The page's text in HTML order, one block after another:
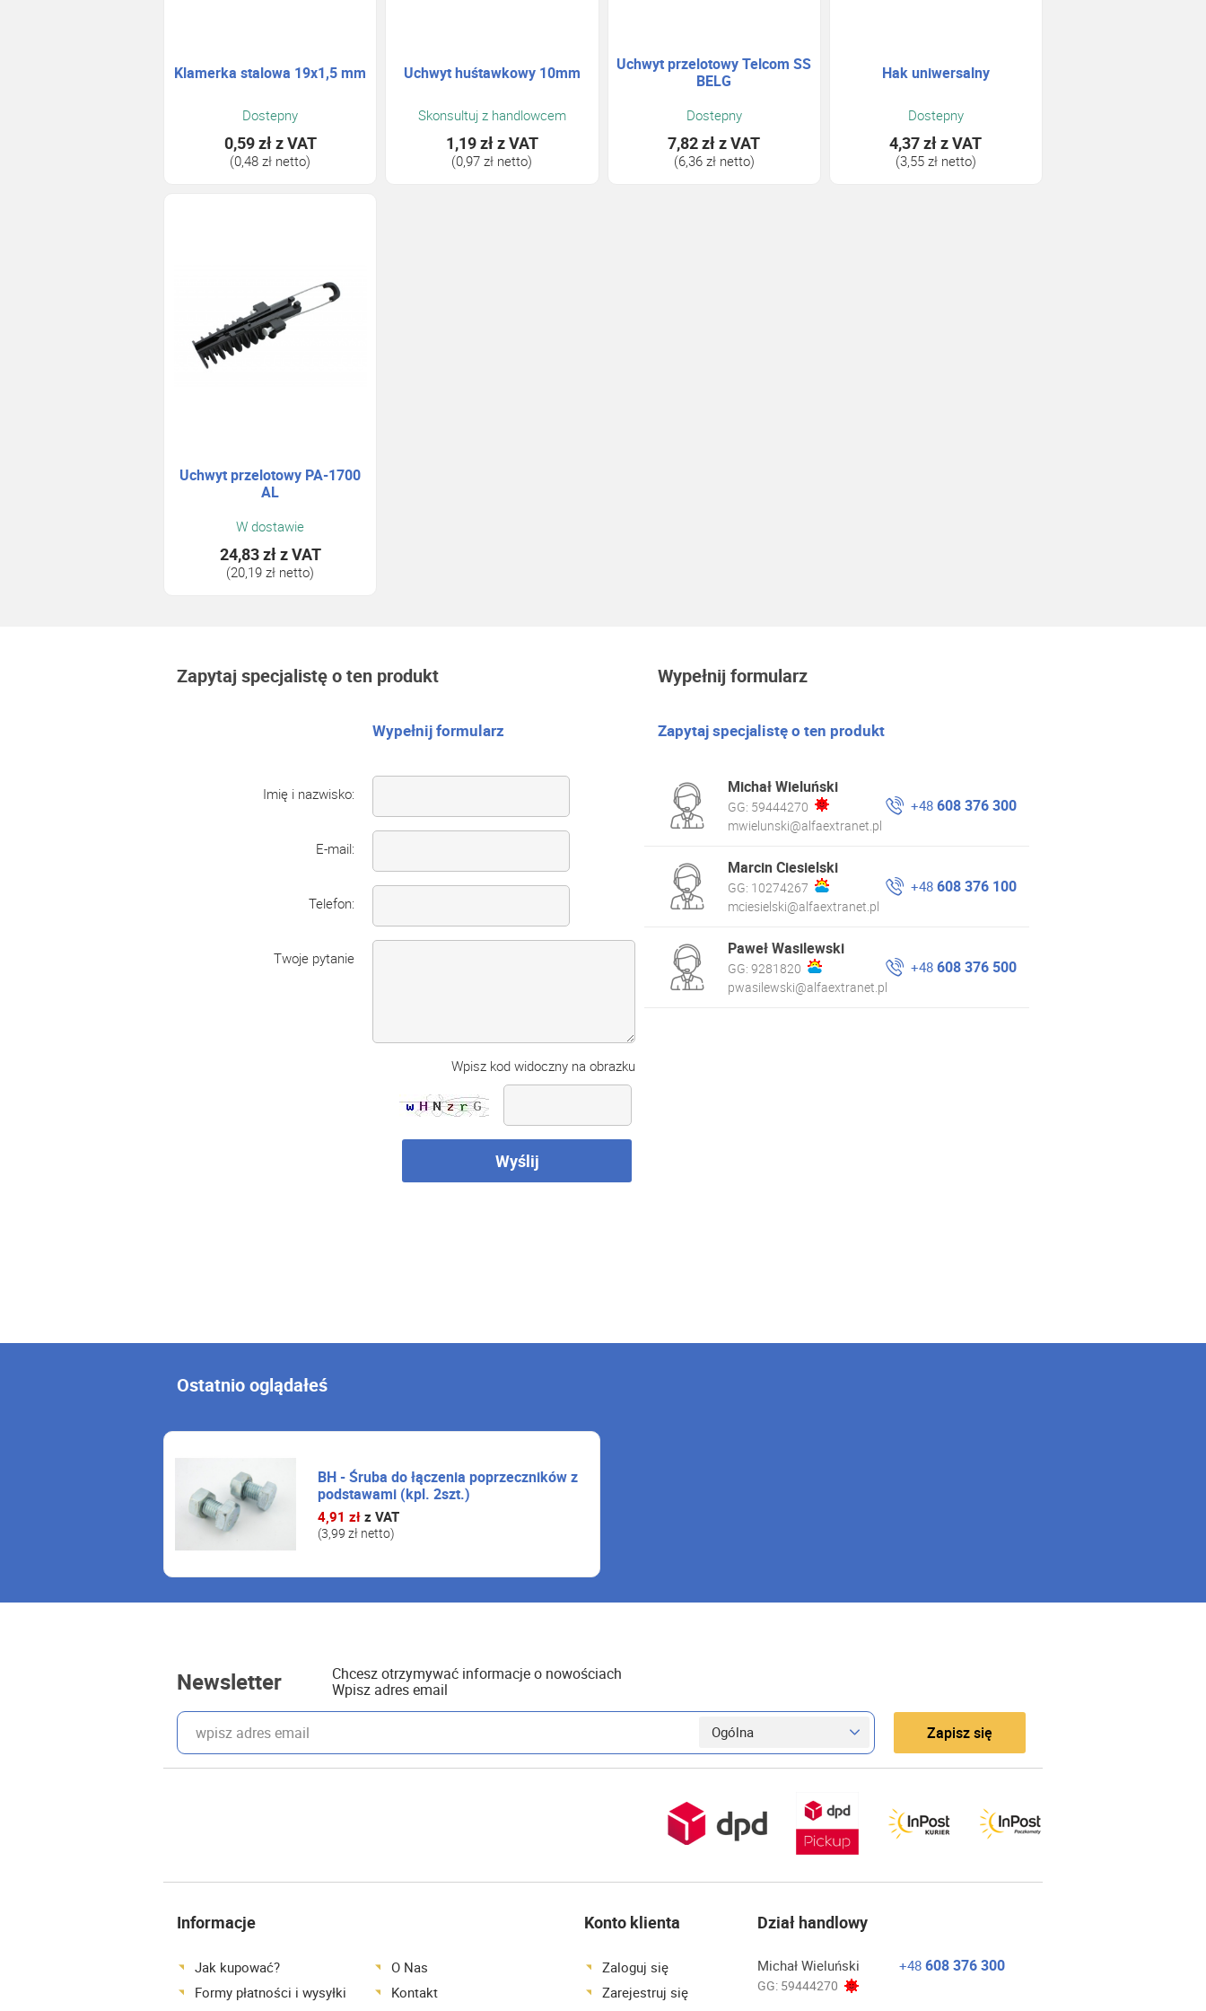
Klamerka stalowa 19x1,5 mm
Dostepny
0,59 złz VAT
(0,48 zł netto)
Uchwyt huśtawkowy 10mm
Skonsultuj z handlowcem
1,19 złz VAT
(0,97 zł netto)
Uchwyt przelotowy Telcom SS
BELG
Dostepny
7,82 złz VAT
(6,36 zł netto)
Hak uniwersalny
Dostepny
4,37 złz VAT
(3,55 zł netto)
Uchwyt przelotowy PA-1700
AL
W dostawie
24,83 złz VAT
(20,19 zł netto)
Zapytaj specjalistę o ten produkt
Wypełnij formularz
Imię i nazwisko:
E-mail:
Telefon:
Twoje pytanie
Wpisz kod widoczny na obrazku
Wyślij
Wypełnij formularz
Zapytaj specjalistę o ten produkt
Michał Wieluński
GG: 59444270
mwielunski@alfaextranet.pl
+48608 376 300
Marcin Ciesielski
GG: 10274267
mciesielski@alfaextranet.pl
+48608 376 100
Paweł Wasilewski
GG:9281820
pwasilewski@alfaextranet.pl
+48608 376 500
Ostatnio oglądałeś
BH - Śruba do łączenia poprzeczników z
podstawami (kpl. 2szt.)
4,91 zł z VAT
(3,99 zł netto)
Newsletter
Chcesz otrzymywać informacje o nowościach
Wpisz adres email
wpisz adres email Zapisz się
Informacje
Jak kupować?
Formy płatności i wysyłki
O Nas
Kontakt
Konto klienta
Zaloguj się
Zarejestruj się
Dział handlowy
Michał Wieluński
GG: 59444270
+48 608 376 300